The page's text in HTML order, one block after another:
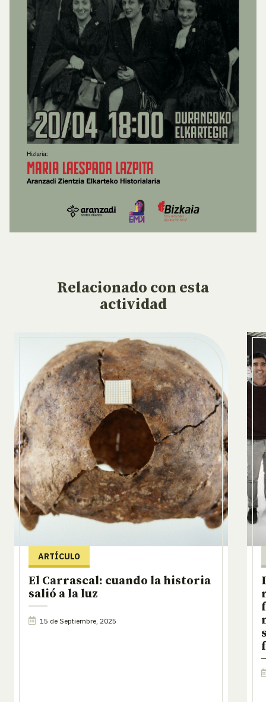
Relacionado con esta
actividad
ARTÍCULO
El Carrascal: cuando la historia
salió a la luz
15 de Septiembre, 2025